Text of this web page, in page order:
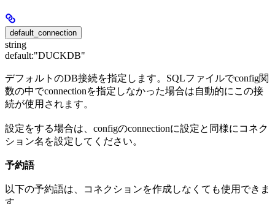
default_connection
string
default:"DUCKDB"
デフォルトのDB接続を指定します。SQLファイルでconfig関
数の中でconnectionを指定しなかった場合は自動的にこの接
続が使用されます。
設定をする場合は、configのconnectionに設定と同様にコネク
ション名を設定してください。
予約語
以下の予約語は、コネクションを作成しなくても使用できま
す。